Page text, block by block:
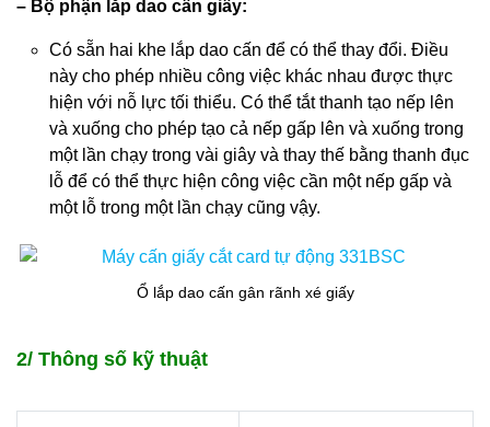
– Bộ phận lắp dao cấn giấy:
Có sẵn hai khe lắp dao cấn để có thể thay đổi. Điều
này cho phép nhiều công việc khác nhau được thực
hiện với nỗ lực tối thiểu. Có thể tắt thanh tạo nếp lên
và xuống cho phép tạo cả nếp gấp lên và xuống trong
một lần chạy trong vài giây và thay thế bằng thanh đục
lỗ để có thể thực hiện công việc cần một nếp gấp và
một lỗ trong một lần chạy cũng vậy.
Ổ lắp dao cấn gân rãnh xé giấy
2/ Thông số kỹ thuật